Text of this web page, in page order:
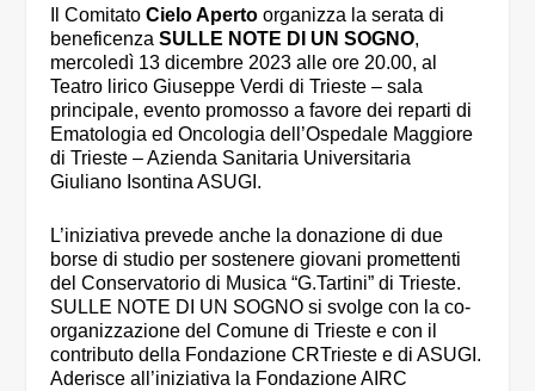
Il ComitatoCielo Aperto organizza la serata di
beneficenzaSULLE NOTE DI UN SOGNO,
mercoledì 13 dicembre 2023 alle ore 20.00, al
Teatro lirico Giuseppe Verdi di Trieste – sala
principale, evento promosso a favore dei reparti di
Ematologia ed Oncologia dell’Ospedale Maggiore
di Trieste – Azienda Sanitaria Universitaria
Giuliano Isontina ASUGI.
L’iniziativa prevede anche la donazione di due
borse di studio per sostenere giovani promettenti
del Conservatorio di Musica “G.Tartini” di Trieste.
SULLE NOTE DI UN SOGNO si svolge con la co-
organizzazione del Comune di Trieste e con il
contributo della Fondazione CRTrieste e di ASUGI.
Aderisce all’iniziativa la Fondazione AIRC